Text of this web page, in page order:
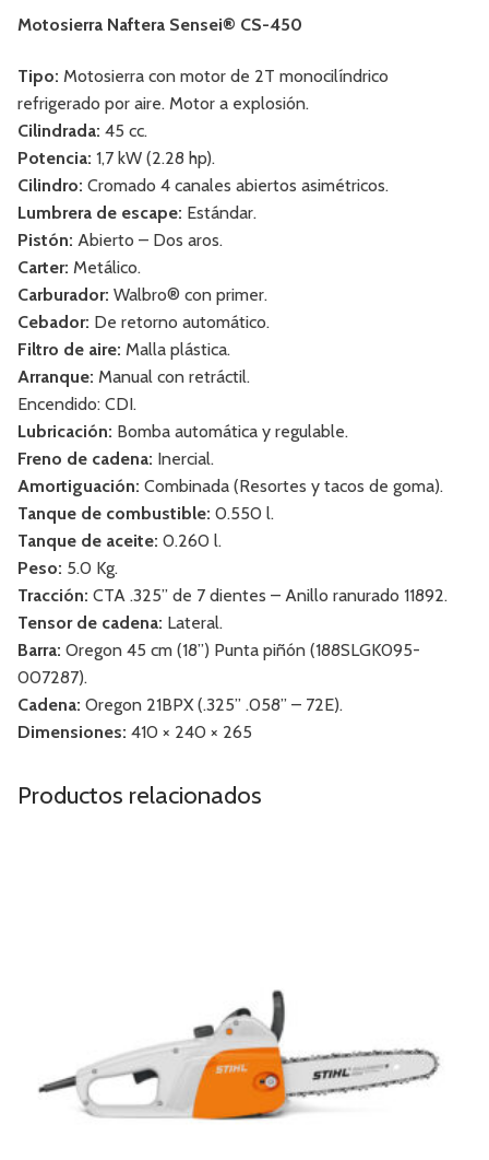
Motosierra Naftera Sensei® CS-450
Tipo: Motosierra con motor de 2T monocilíndrico
refrigerado por aire. Motor a explosión.
Cilindrada: 45 cc.
Potencia: 1,7 kW (2.28 hp).
Cilindro: Cromado 4 canales abiertos asimétricos.
Lumbrera de escape: Estándar.
Pistón: Abierto – Dos aros.
Carter: Metálico.
Carburador: Walbro® con primer.
Cebador: De retorno automático.
Filtro de aire: Malla plástica.
Arranque: Manual con retráctil.
Encendido: CDI.
Lubricación: Bomba automática y regulable.
Freno de cadena: Inercial.
Amortiguación: Combinada (Resortes y tacos de goma).
Tanque de combustible: 0.550 l.
Tanque de aceite: 0.260 l.
Peso: 5.0 Kg.
Tracción: CTA .325” de 7 dientes – Anillo ranurado 11892.
Tensor de cadena: Lateral.
Barra: Oregon 45 cm (18”) Punta piñón (188SLGK095-
007287).
Cadena: Oregon 21BPX (.325” .058” – 72E).
Dimensiones: 410 × 240 × 265
Productos relacionados